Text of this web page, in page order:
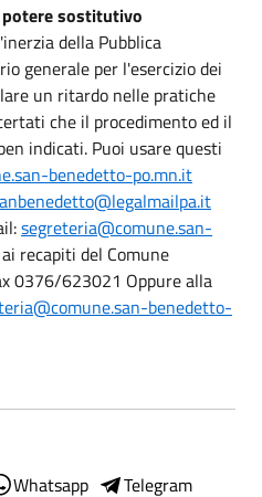
sostitutivo
della Pubblica
generale per l'esercizio dei
un ritardo nelle pratiche
che il procedimento ed il
indicati. Puoi usare questi
benedetto-po.mn.it
segreteria@comune.san-
recapiti del Comune
0376/623021 Oppure alla
benedetto-
Whatsapp Telegram